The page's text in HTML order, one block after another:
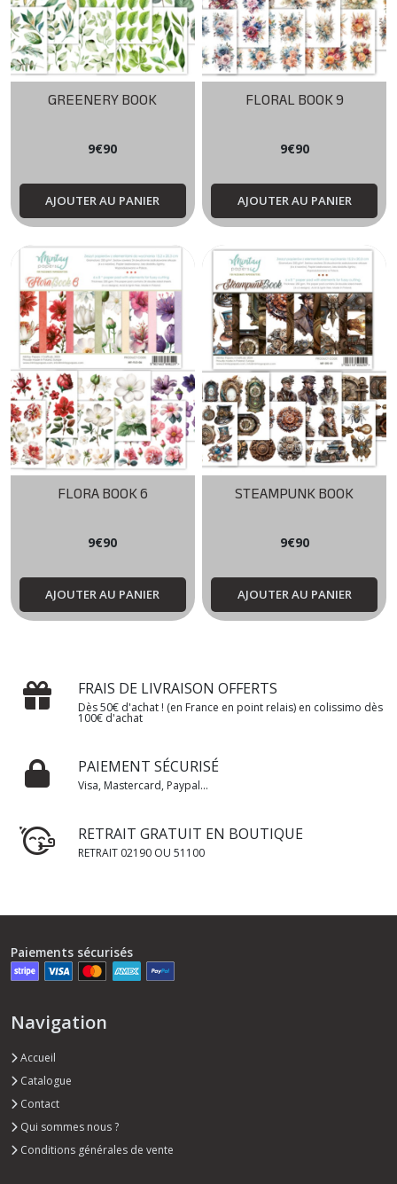
GREENERY BOOK
9€90
AJOUTER AU PANIER
FLORAL BOOK 9
9€90
AJOUTER AU PANIER
FLORA BOOK 6
9€90
AJOUTER AU PANIER
STEAMPUNK BOOK
9€90
AJOUTER AU PANIER
FRAIS DE LIVRAISON OFFERTS
Dès 50€ d'achat ! (en France en point relais) en colissimo dès
100€ d'achat
PAIEMENT SÉCURISÉ
Visa, Mastercard, Paypal...
RETRAIT GRATUIT EN BOUTIQUE
RETRAIT 02190 OU 51100
Paiements sécurisés
Navigation
Accueil
Catalogue
Contact
Qui sommes nous ?
Conditions générales de vente